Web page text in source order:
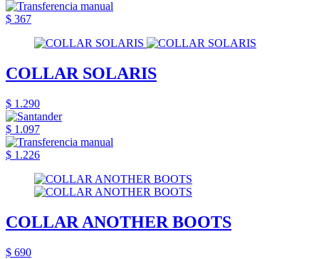
$ 367
COLLAR SOLARIS
$ 1.290
$ 1.097
$ 1.226
COLLAR ANOTHER BOOTS
$ 690